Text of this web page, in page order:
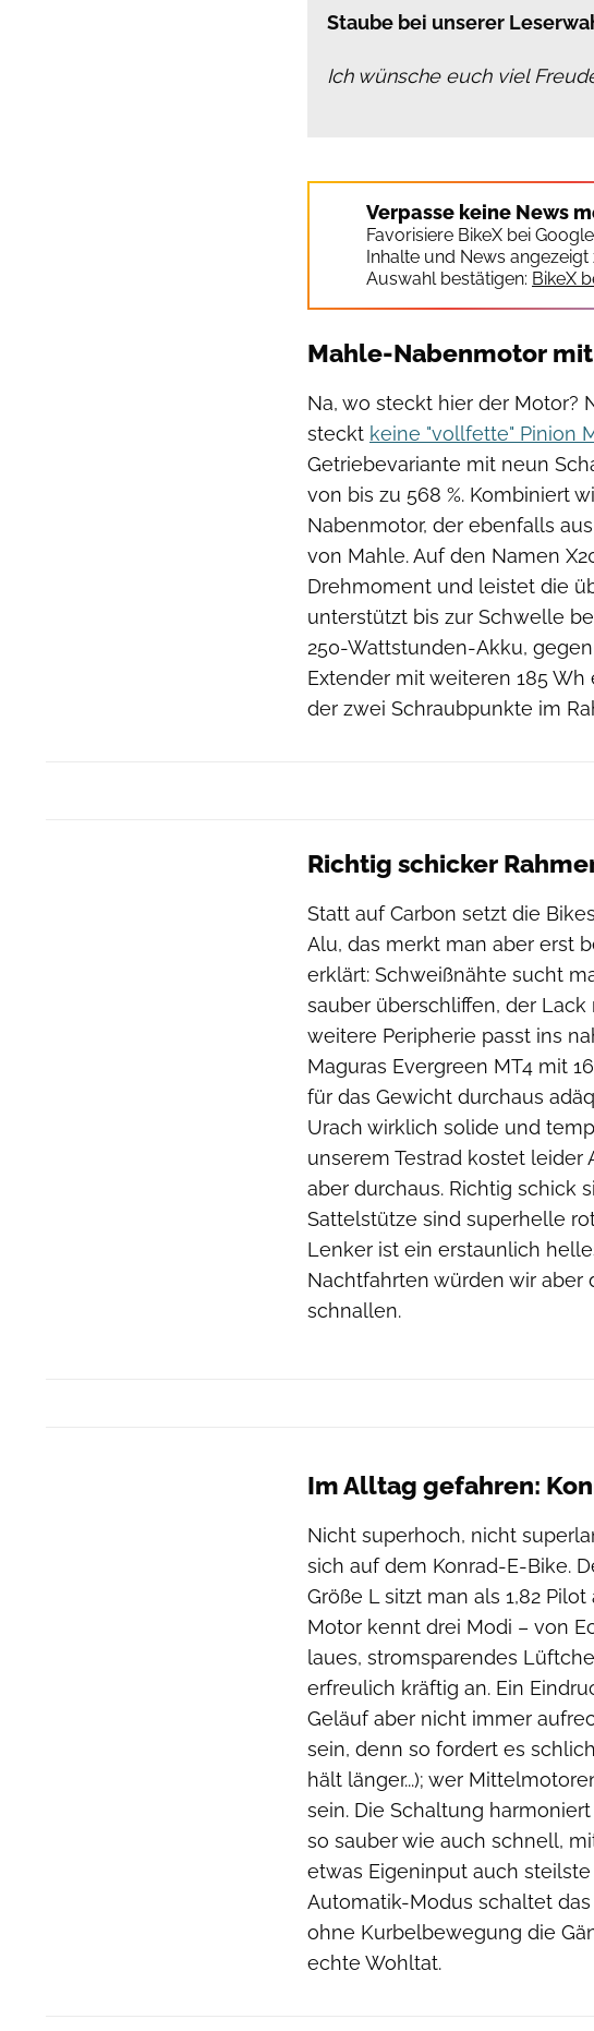
Staube bei unserer
Ich wünsche euch viel
Verpasse keine News
Favorisiere BikeX bei
Inhalte und News
Auswahl bestätigen: BikeX
Mahle-Nabenmotor
Na, wo steckt hier der Motor?
steckt keine "vollfette" Pinion
Getriebevariante mit neun
von bis zu 568 %. Kombiniert
Nabenmotor, der ebenfalls
von Mahle. Auf den Namen
Drehmoment und leistet die
unterstützt bis zur Schwelle
250-Wattstunden-Akku,
Extender mit weiteren 185
der zwei Schraubpunkte im
Richtig schicker
Statt auf Carbon setzt die
Alu, das merkt man aber erst
erklärt: Schweißnähte sucht
sauber überschliffen, der
weitere Peripherie passt ins
Maguras Evergreen MT4 mit
für das Gewicht durchaus
Urach wirklich solide und
unserem Testrad kostet
aber durchaus. Richtig schick
Sattelstütze sind superhelle
Lenker ist ein erstaunlich
Nachtfahrten würden wir
schnallen.
Im Alltag gefahren:
Nicht superhoch, nicht
sich auf dem Konrad-E-Bike.
Größe L sitzt man als 1,82
Motor kennt drei Modi – von
laues, stromsparendes
erfreulich kräftig an. Ein
Geläuf aber nicht immer
sein, denn so fordert es
hält länger...); wer
sein. Die Schaltung
so sauber wie auch schnell,
etwas Eigeninput auch steilste
Automatik-Modus schaltet
ohne Kurbelbewegung die
echte Wohltat.